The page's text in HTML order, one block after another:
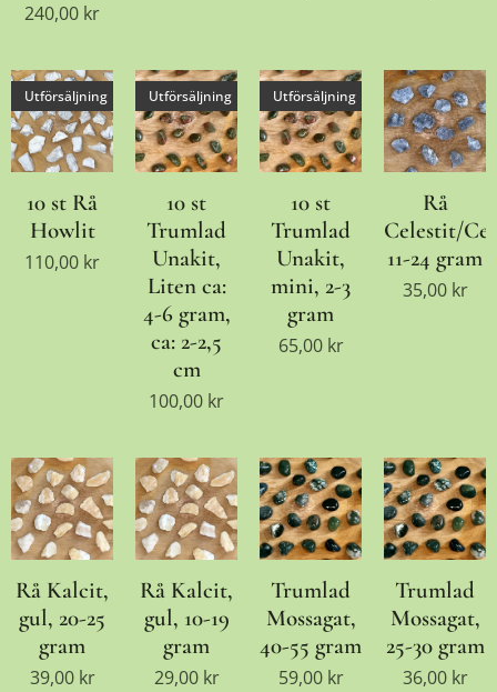
240,00 kr
10 st Rå
Howlit
Utförsäljning
110,00 kr
10 st
Trumlad
Unakit,
Liten ca:
4-6 gram,
ca: 2-2,5
cm
Utförsäljning
100,00 kr
10 st
Trumlad
Unakit,
mini, 2-3
gram
Utförsäljning
65,00kr
Rå
Celestit/
11-24 gram
35,00kr
Rå Kalcit,
gul, 20-25
gram
39,00kr
Rå Kalcit,
gul, 10-19
gram
29,00kr
Trumlad
Mossagat,
40-55 gram
59,00kr
Trumlad
Mossagat,
25-30 gram
36,00kr